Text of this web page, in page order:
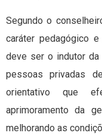
Segundo o
caráter pedagógico
deve ser o indutor da
pessoas privadas
orientativo que
aprimoramento da
melhorando as